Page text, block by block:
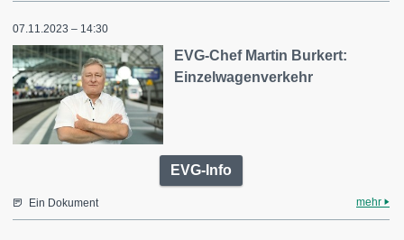
07.11.2023 – 14:30
EVG-Chef Martin Burkert:
Einzelwagenverkehr
EVG-Info
Ein Dokument mehr